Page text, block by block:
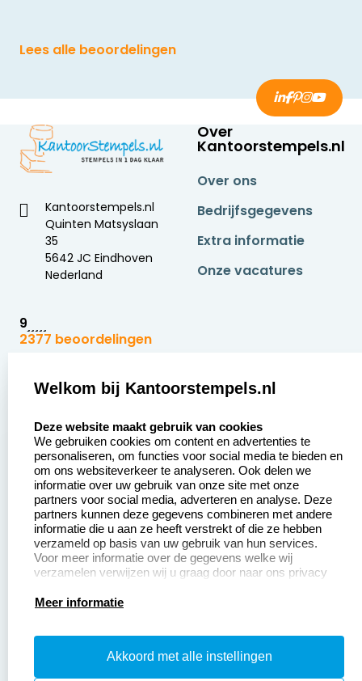
Lees alle beoordelingen
Kantoorstempels.nl
Quinten Matsyslaan
35
5642 JC Eindhoven
Nederland
9
2377 beoordelingen
Over
Kantoorstempels.nl
Over ons
Bedrijfsgegevens
Extra informatie
Onze vacatures
Zakelijk:
Aanvraag op maat
Betaling &
Verzending
Wederverkoper
worden
Sale
Klantenservice:
Contact opnemen
Veel gestelde vragen
Retourneren
Herroepingsrecht
Productinformatie:
Instructiepagina
Welkom bij Kantoorstempels.nl
Deze website maakt gebruik van cookies
We gebruiken cookies om content en advertenties te
personaliseren, om functies voor social media te bieden en
om ons websiteverkeer te analyseren. Ook delen we
informatie over uw gebruik van onze site met onze
partners voor social media, adverteren en analyse. Deze
partners kunnen deze gegevens combineren met andere
informatie die u aan ze heeft verstrekt of die ze hebben
verzameld op basis van uw gebruik van hun services.
Voor meer informatie over de gegevens welke wij
verzamelen verwijzen wij u graag door naar ons privacy
Meer informatie
Akkoord met alle instellingen